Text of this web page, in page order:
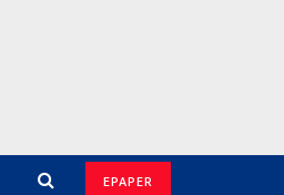
EPAPER